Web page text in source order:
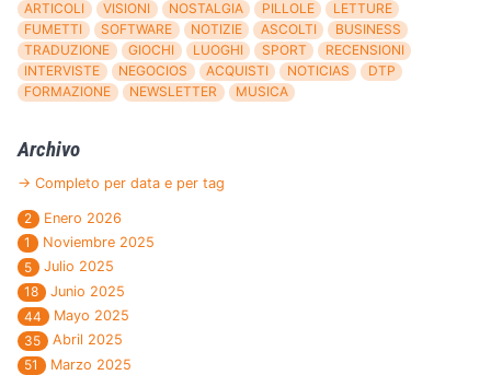
ARTICOLI VISIONI NOSTALGIA PILLOLE
LETTURE
FUMETTI
SOFTWARE NOTIZIE ASCOLTI
BUSINESS
TRADUZIONE
GIOCHI LUOGHI SPORT
RECENSIONI
INTERVISTE
NEGOCIOS ACQUISTI NOTICIAS
DTP
FORMAZIONE
NEWSLETTER MUSICA
Archivo
→ Completo per data e per tag
2
Enero 2026
1
Noviembre 2025
5
Julio 2025
18
Junio 2025
44
Mayo 2025
35
Abril 2025
51
Marzo 2025